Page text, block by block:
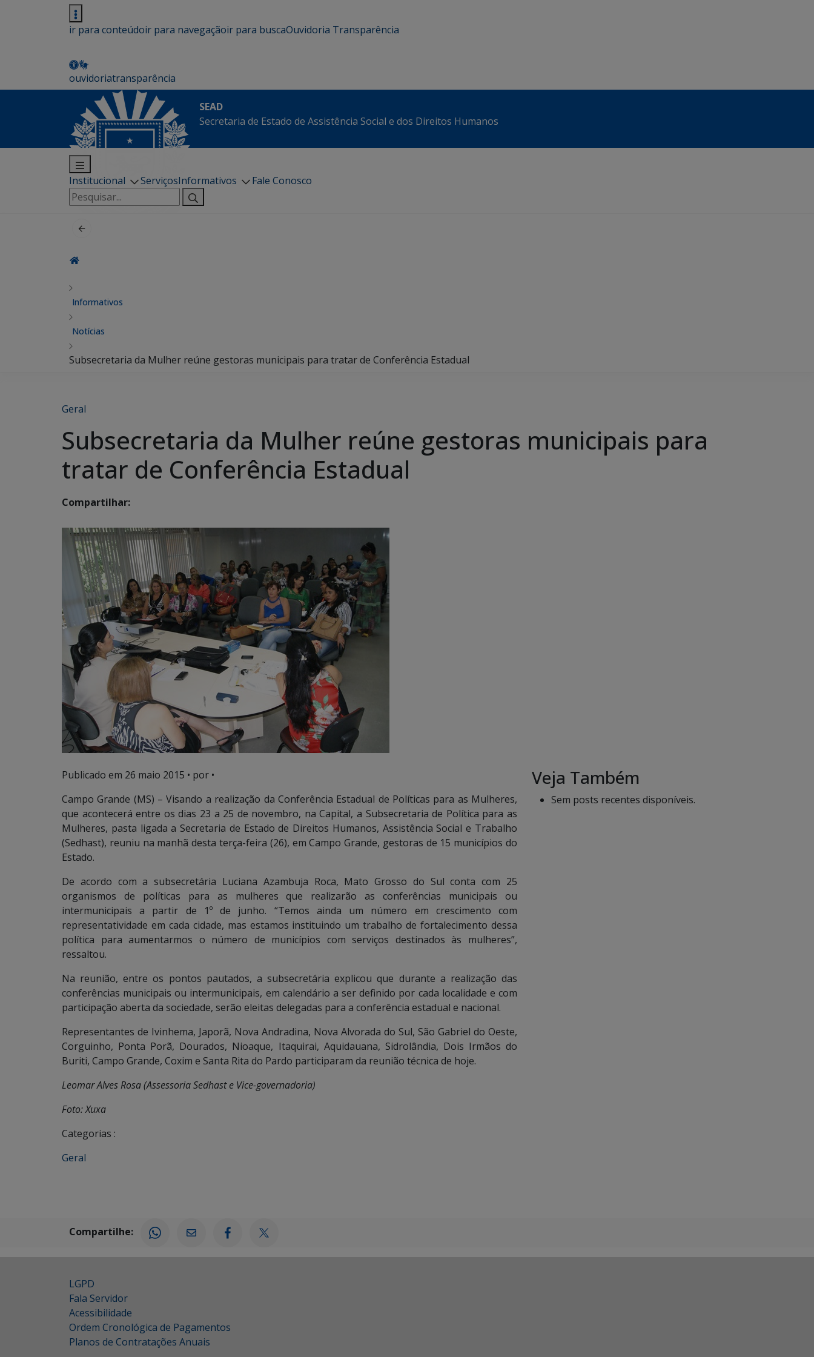
ir para conteúdoir para navegaçãoir para buscaOuvidoria Transparência
ouvidoriatransparência
SEAD
Secretaria de Estado de Assistência Social e dos Direitos Humanos
Institucional ServiçosInformativos
Fale Conosco
Pesquisar
por:
Informativos
Notícias
Subsecretaria da Mulher reúne gestoras municipais para tratar de Conferência Estadual
Geral
Subsecretaria da Mulher reúne gestoras municipais para
tratar de Conferência Estadual
Compartilhar:
Publicado em 26 maio 2015 • por •
Campo Grande (MS) – Visando a realização da Conferência Estadual de Políticas para as Mulheres,
que acontecerá entre os dias 23 a 25 de novembro, na Capital, a Subsecretaria de Política para as
Mulheres, pasta ligada a Secretaria de Estado de Direitos Humanos, Assistência Social e Trabalho
(Sedhast), reuniu na manhã desta terça-feira (26), em Campo Grande, gestoras de 15 municípios do
Estado.
De acordo com a subsecretária Luciana Azambuja Roca, Mato Grosso do Sul conta com 25
organismos de políticas para as mulheres que realizarão as conferências municipais ou
intermunicipais a partir de 1º de junho. “Temos ainda um número em crescimento com
representatividade em cada cidade, mas estamos instituindo um trabalho de fortalecimento dessa
política para aumentarmos o número de municípios com serviços destinados às mulheres”,
ressaltou.
Na reunião, entre os pontos pautados, a subsecretária explicou que durante a realização das
conferências municipais ou intermunicipais, em calendário a ser definido por cada localidade e com
participação aberta da sociedade, serão eleitas delegadas para a conferência estadual e nacional.
Representantes de Ivinhema, Japorã, Nova Andradina, Nova Alvorada do Sul, São Gabriel do Oeste,
Corguinho, Ponta Porã, Dourados, Nioaque, Itaquirai, Aquidauana, Sidrolândia, Dois Irmãos do
Buriti, Campo Grande, Coxim e Santa Rita do Pardo participaram da reunião técnica de hoje.
Leomar Alves Rosa (Assessoria Sedhast e Vice-governadoria)
Foto: Xuxa
Categorias :
Geral
Veja Também
Sem posts recentes disponíveis.
Compartilhe:
LGPD
Fala Servidor
Acessibilidade
Ordem Cronológica de Pagamentos
Planos de Contratações Anuais